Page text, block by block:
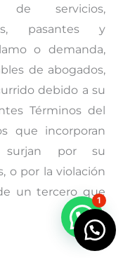
de servicios,
pasantes y
o demanda,
de abogados,
debido a su
Términos del
que incorporan
por su
o por la violación
un tercero que
1